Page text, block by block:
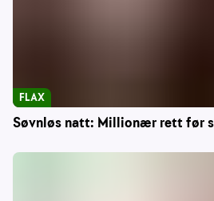
Søvnløs natt: Millionær rett før
FLAX